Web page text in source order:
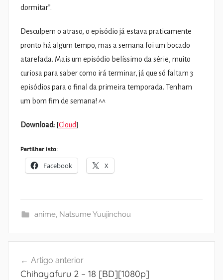
dormitar”.
Desculpem o atraso, o episódio já estava praticamente
pronto há algum tempo, mas a semana foi um bocado
atarefada. Mais um episódio belíssimo da série, muito
curiosa para saber como irá terminar, já que só faltam 3
episódios para o final da primeira temporada. Tenham
um bom fim de semana! ^^
Download: [Cloud]
Partilhar isto:
Facebook X
anime, Natsume Yuujinchou
Artigo anterior
Chihayafuru 2 – 18 [BD][1080p]